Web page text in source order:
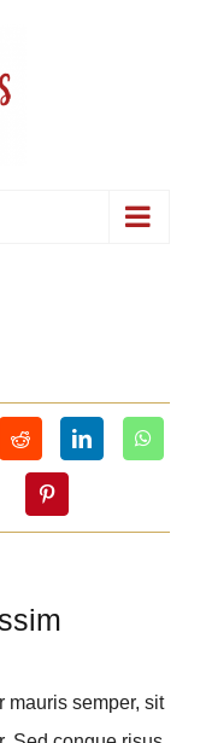
mauris semper, sit